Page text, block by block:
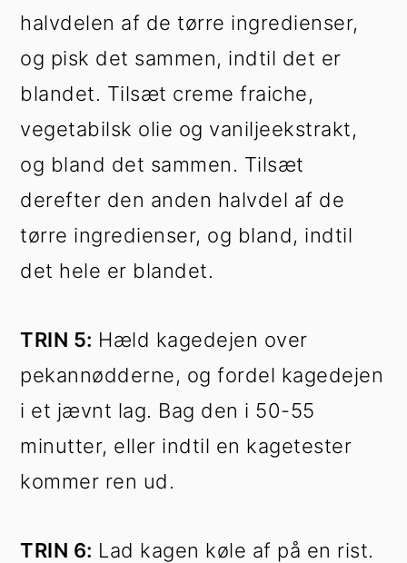
halvdelen af de tørre ingredienser,
og pisk det sammen, indtil det er
blandet. Tilsæt creme fraiche,
vegetabilsk olie og vaniljeekstrakt,
og bland det sammen. Tilsæt
derefter den anden halvdel af de
tørre ingredienser, og bland, indtil
det hele er blandet.
TRIN 5: Hæld kagedejen over
pekannødderne, og fordel kagedejen
i et jævnt lag. Bag den i 50-55
minutter, eller indtil en kagetester
kommer ren ud.
TRIN 6: Lad kagen køle af på en rist.